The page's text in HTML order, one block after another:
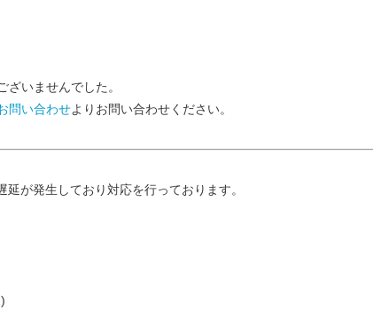
いませんでした。
問い合わせよりお問い合わせください。
が発生しており対応を行っております。